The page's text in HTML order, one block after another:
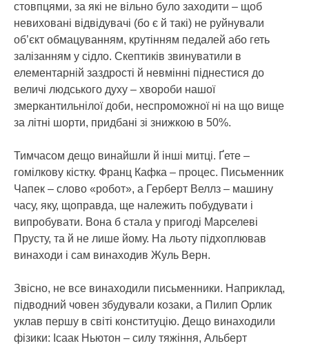
стовпцями, за які не вільно було заходити – щоб
невиховані відвідувачі (бо є й такі) не руйнували
об’єкт обмацуванням, крутінням педалей або геть
залізанням у сідло. Скептиків звинуватили в
елементарній заздрості й невмінні піднестися до
величі людського духу – хвороби нашої
змеркантильнілої доби, неспроможної ні на що вище
за літні шорти, придбані зі знижкою в 50%.
Тимчасом дещо винайшли й інші митці. Ґете –
гомілкову кістку. Франц Кафка – процес. Письменник
Чапек – слово «робот», а Герберт Веллз – машину
часу, яку, щоправда, ще належить побудувати і
випробувати. Вона б стала у пригоді Марселеві
Прусту, та й не лише йому. На льоту підхоплював
винаходи і сам винаходив Жуль Верн.
Звісно, не все винаходили письменники. Наприклад,
підводний човен збудували козаки, а Пилип Орлик
уклав першу в світі конституцію. Дещо винаходили
фізики: Ісаак Ньютон – силу тяжіння, Альберт